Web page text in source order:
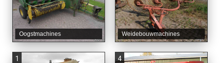
Oogstmachines Weidebouwmachines
1 4